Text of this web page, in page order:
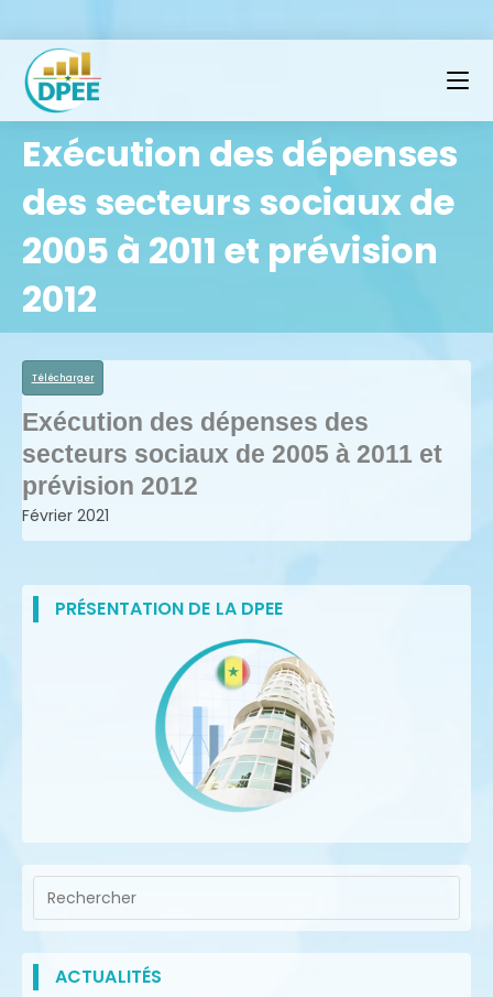
Exécution des dépenses
des secteurs sociaux de
2005 à 2011 et prévision
2012
Télécharger
Exécution des dépenses des
secteurs sociaux de 2005 à 2011 et
prévision 2012
Février 2021
PRÉSENTATION DE LA DPEE
ACTUALITÉS